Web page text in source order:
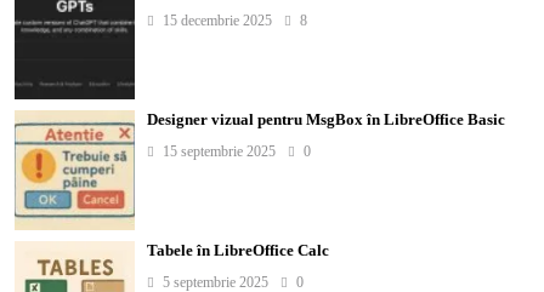
15 decembrie 2025 8
Designer vizual pentru MsgBox în LibreOffice Basic
15 septembrie 2025 0
Tabele în LibreOffice Calc
5 septembrie 2025 0